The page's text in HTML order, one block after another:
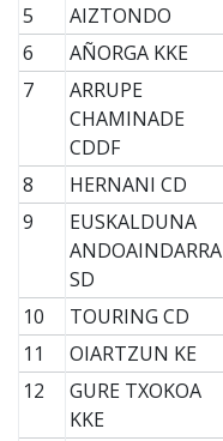
5
AIZTONDO
6
AÑORGA KKE
7
ARRUPE
CHAMINADE
CDDF
8 HERNANI CD
9
EUSKALDUNA
ANDOAINDARRA
SD
10 TOURING CD
11
OIARTZUN KE
12
GURE TXOKOA
KKE